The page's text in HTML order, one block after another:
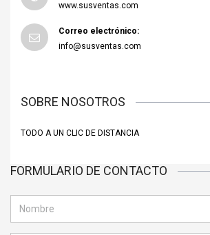
www.susventas.com
Correo electrónico:
info@susventas.com
SOBRE NOSOTROS
TODO A UN CLIC DE DISTANCIA
FORMULARIO DE CONTACTO